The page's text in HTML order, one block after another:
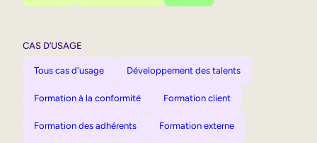
CAS D’USAGE
Tous cas d'usage Développement des talents
Formation à la conformité Formation client
Formation des adhérents Formation externe